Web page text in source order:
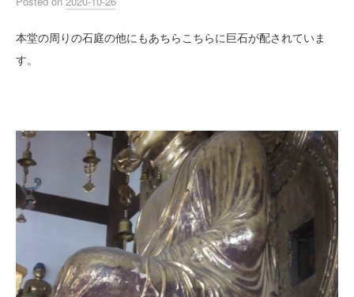
本堂の周りの石庭の他にもあちらこちらに巨石が配されていま
す。